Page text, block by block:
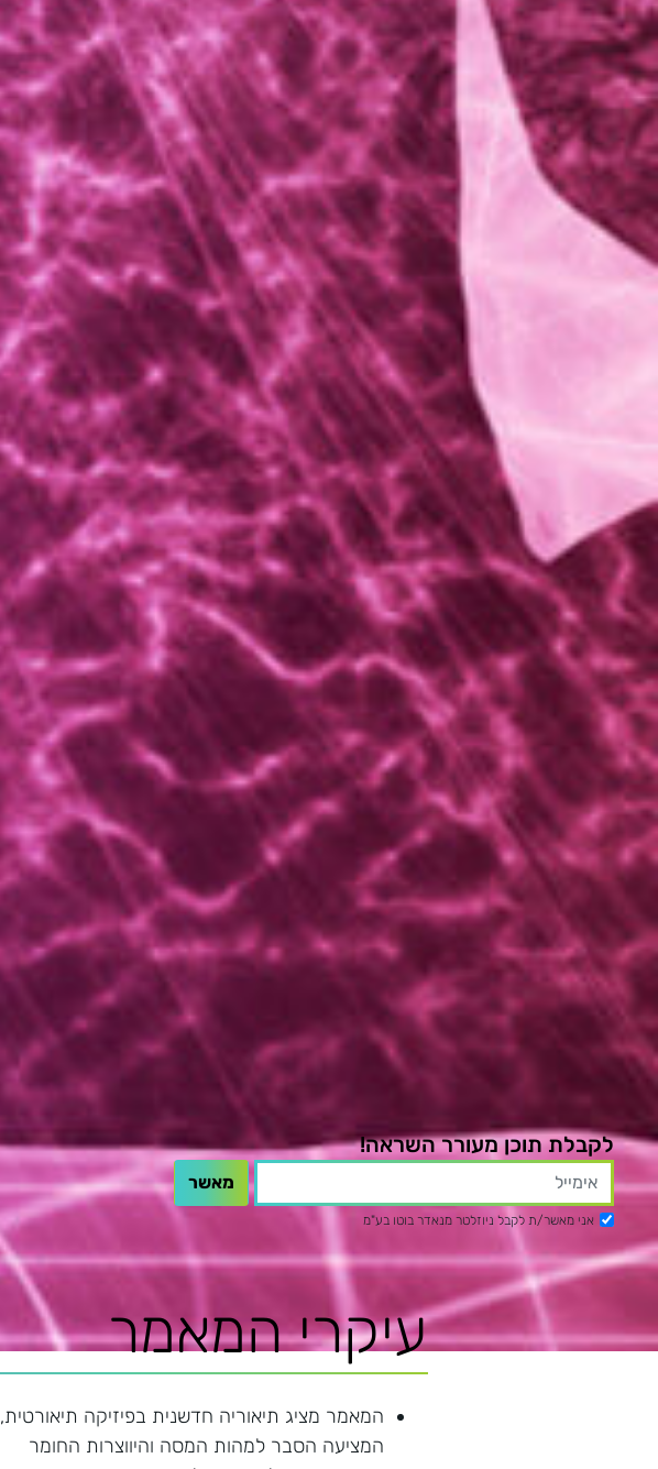
לקבלת תוכן מעורר השראה!
אני מאשר/ת לקבל ניוזלטר מנאדר בוטו בע"מ
עיקרי המאמר
המאמר מציג תיאוריה חדשנית בפיזיקה תיאורטית,
המציעה הסבר למהות המסה והיווצרות החומר